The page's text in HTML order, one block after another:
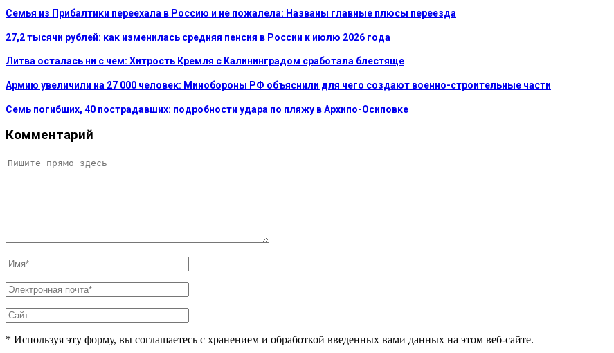
Семья из Прибалтики переехала в Россию и не пожалела: Названы главные плюсы переезда
27,2 тысячи рублей: как изменилась средняя пенсия в России к июлю 2026 года
Литва осталась ни с чем: Хитрость Кремля с Калининградом сработала блестяще
Армию увеличили на 27 000 человек: Минобороны РФ объяснили для чего создают военно-строительные части
Семь погибших, 40 пострадавших: подробности удара по пляжу в Архипо-Осиповке
Комментарий
* Используя эту форму, вы соглашаетесь с хранением и обработкой введенных вами данных на этом веб-сайте.